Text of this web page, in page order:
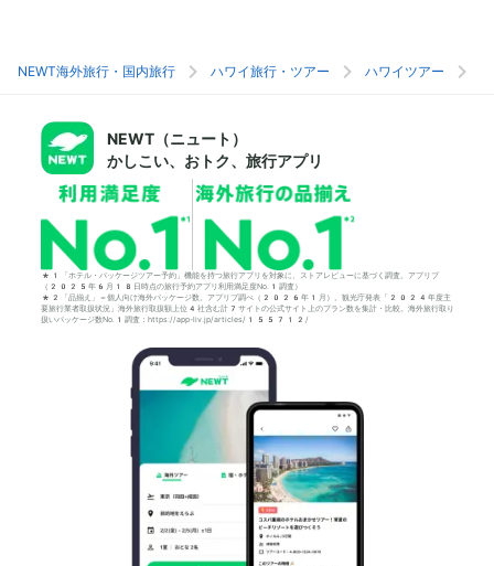
NEWT海外旅行・国内旅行 ハワイ旅行・ツアー ハワイツアー
NEWT（ニュート）
かしこい、おトク、旅行アプリ
*1「ホテル・パッケージツアー予約」機能を持つ旅行アプリを対象に、ストアレビューに基づく調査。アプリブ
（2025年6月18日時点の旅行予約アプリ利用満足度No.1調査）
*2「品揃え」＝個人向け海外パッケージ数。アプリブ調べ（2026年1月）。観光庁発表「2024年度主
要旅行業者取扱状況」海外旅行取扱額上位4社含む計7サイトの公式サイト上のプラン数を集計・比較。海外旅行取り
扱いパッケージ数No.1調査：https://app-liv.jp/articles/155712/